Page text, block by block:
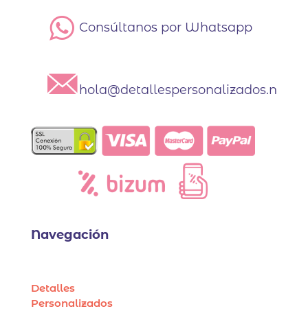
Consúltanos por Whatsapp
hola@detallespersonalizados.net
Navegación
Detalles
Personalizados